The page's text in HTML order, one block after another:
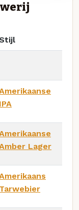
IPA
Lager
Tarwebier